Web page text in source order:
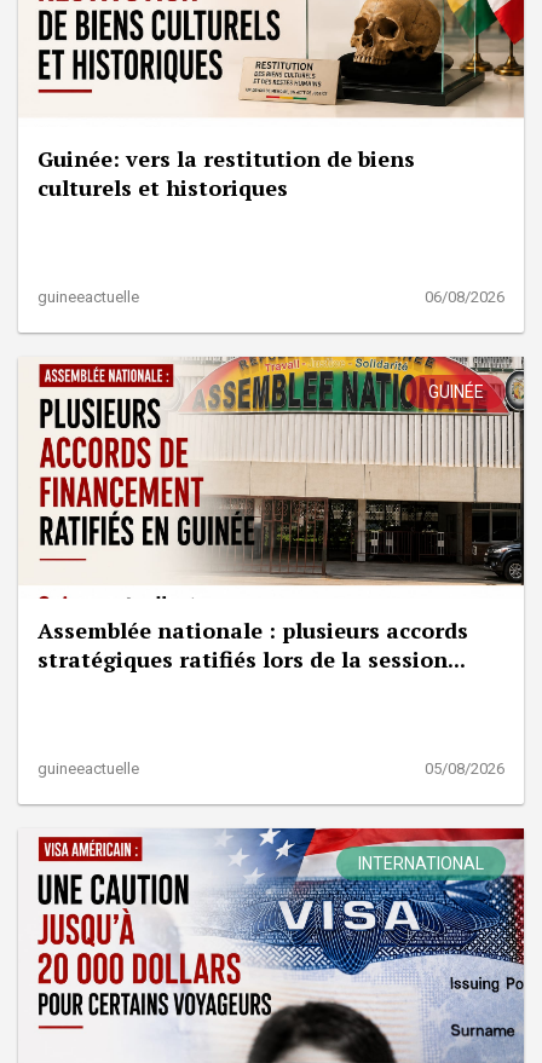
Guinée: vers la restitution de biens
culturels et historiques
guineeactuelle 06/08/2026
GUINÉE
Assemblée nationale : plusieurs accords
stratégiques ratifiés lors de la session...
guineeactuelle 05/08/2026
INTERNATIONAL